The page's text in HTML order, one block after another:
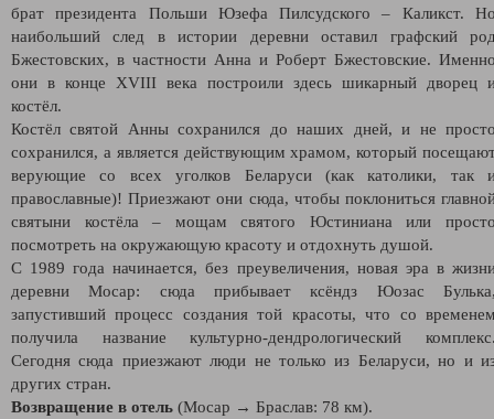
брат президента Польши Юзефа Пилсудского – Каликст.
наибольший след в истории деревни оставил графский
Бжестовских, в частности Анна и Роберт Бжестовские.
они в конце XVIII века построили здесь шикарный дворец
костёл.
Костёл святой Анны сохранился до наших дней, и не
сохранился, а является действующим храмом, который
верующие со всех уголков Беларуси (как католики, так
православные)! Приезжают они сюда, чтобы поклониться
святыни костёла – мощам святого Юстиниана или
посмотреть на окружающую красоту и отдохнуть душой.
С 1989 года начинается, без преувеличения, новая эра в
деревни Мосар: сюда прибывает ксёндз Юозас
запустивший процесс создания той красоты, что со
получила название культурно-дендрологический
Сегодня сюда приезжают люди не только из Беларуси, но и
других стран.
Возвращение в отель (Мосар → Браслав: 78 км).